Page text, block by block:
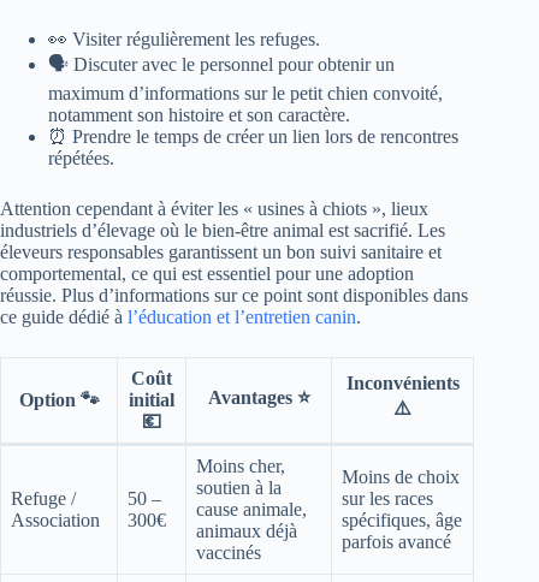
👀 Visiter régulièrement les refuges.
🗣 Discuter avec le personnel pour obtenir un
maximum d’informations sur le petit chien convoité,
notamment son histoire et son caractère.
⏰ Prendre le temps de créer un lien lors de rencontres
répétées.
Attention cependant à éviter les « usines à chiots », lieux
industriels d’élevage où le bien-être animal est sacrifié. Les
éleveurs responsables garantissent un bon suivi sanitaire et
comportemental, ce qui est essentiel pour une adoption
réussie. Plus d’informations sur ce point sont disponibles dans
ce guide dédié à l’éducation et l’entretien canin.
Option 🐾
Coût
initial
💶
Avantages ⭐
Inconvénients
⚠️
Refuge /
Association
50 –
300€
Moins cher,
soutien à la
cause animale,
animaux déjà
vaccinés
Moins de choix
sur les races
spécifiques, âge
parfois avancé